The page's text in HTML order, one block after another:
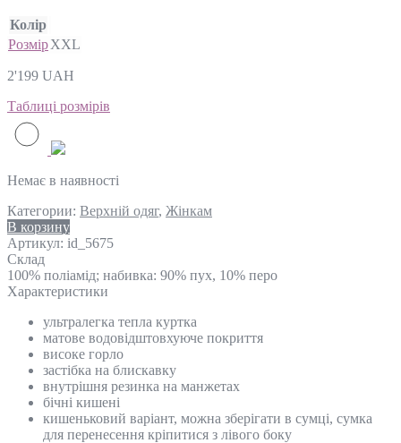
Колір
РозмірXXL
2'199 UAH
Таблиці розмірів
Немає в наявності
Категории: Верхній одяг, Жінкам
В корзину
Артикул: id_5675
Склад
100% поліамід; набивка: 90% пух, 10% перо
Характеристики
ультралегка тепла куртка
матове водовідштовхуюче покриття
високе горло
застібка на блискавку
внутрішня резинка на манжетах
бічні кишені
кишеньковий варіант, можна зберігати в сумці, сумка
для перенесення кріпитися з лівого боку